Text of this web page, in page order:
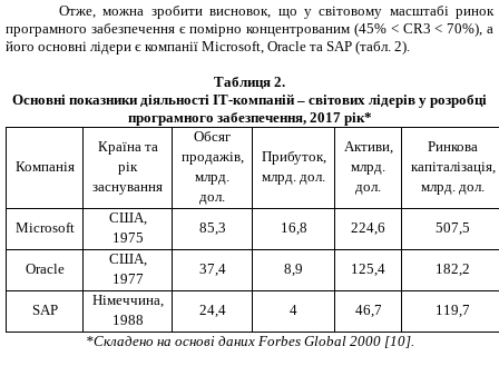
Отже, можна зробити висновок, що у світовому масштабі ринок
програмного забезпечення є помірно концентрованим (45% < CR3 < 70%), а
його основні лідери є компанії Microsoft Oracle та SAP (табл. 2).
Таблиця 2.
Основні показники діяльності ІТ-компаній – світових лідерів у розробці
програмного забезпечення, 2017 рік*
Компанія
Країна та
рік
заснування
Обсяг
продажів,
млрд.
дол.
Прибуток,
млрд. дол.
Активи,
млрд.
дол.
Ринкова
капіталізація,
млрд. дол.
Microsoft
США,
1975
85,3 16,8 224,6 507,5
Oracle
США,
1977
37,4 8,9 125,4 182,2
SAP
Німеччина,
1988
24,4 4 46,7
119,7
*Складено на основі даних Forbes Global2000 [10].